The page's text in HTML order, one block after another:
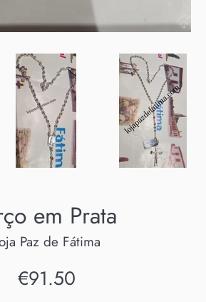
em Prata
Paz de Fátima
Preço
€91.50